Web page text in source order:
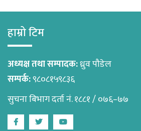
हाम्रो टिम
अध्यक्ष तथा सम्पादक:ध्रुव पौडेल
सम्पर्क:९८०८१५९८३६
सुचना बिभाग दर्ता नं. १८८१ / ०७६–७७
FacebookTwitterYoutube